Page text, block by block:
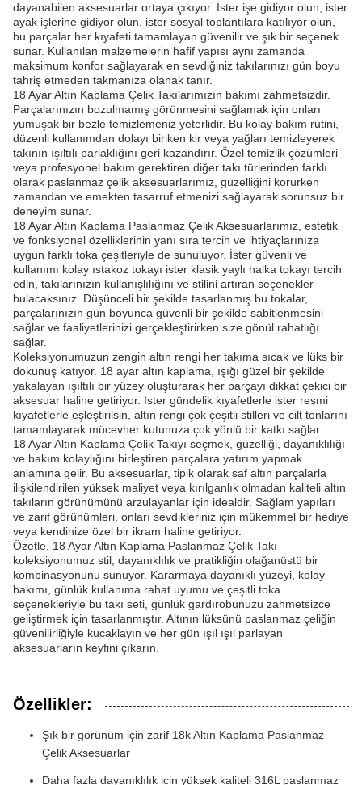
dayanabilen aksesuarlar ortaya çıkıyor. İster işe gidiyor olun, ister
ayak işlerine gidiyor olun, ister sosyal toplantılara katılıyor olun,
bu parçalar her kıyafeti tamamlayan güvenilir ve şık bir seçenek
sunar. Kullanılan malzemelerin hafif yapısı aynı zamanda
maksimum konfor sağlayarak en sevdiğiniz takılarınızı gün boyu
tahriş etmeden takmanıza olanak tanır.
18 Ayar Altın Kaplama Çelik Takılarımızın bakımı zahmetsizdir.
Parçalarınızın bozulmamış görünmesini sağlamak için onları
yumuşak bir bezle temizlemeniz yeterlidir. Bu kolay bakım rutini,
düzenli kullanımdan dolayı biriken kir veya yağları temizleyerek
takının ışıltılı parlaklığını geri kazandırır. Özel temizlik çözümleri
veya profesyonel bakım gerektiren diğer takı türlerinden farklı
olarak paslanmaz çelik aksesuarlarımız, güzelliğini korurken
zamandan ve emekten tasarruf etmenizi sağlayarak sorunsuz bir
deneyim sunar.
18 Ayar Altın Kaplama Paslanmaz Çelik Aksesuarlarımız, estetik
ve fonksiyonel özelliklerinin yanı sıra tercih ve ihtiyaçlarınıza
uygun farklı toka çeşitleriyle de sunuluyor. İster güvenli ve
kullanımı kolay ıstakoz tokayı ister klasik yaylı halka tokayı tercih
edin, takılarınızın kullanışlılığını ve stilini artıran seçenekler
bulacaksınız. Düşünceli bir şekilde tasarlanmış bu tokalar,
parçalarınızın gün boyunca güvenli bir şekilde sabitlenmesini
sağlar ve faaliyetlerinizi gerçekleştirirken size gönül rahatlığı
sağlar.
Koleksiyonumuzun zengin altın rengi her takıma sıcak ve lüks bir
dokunuş katıyor. 18 ayar altın kaplama, ışığı güzel bir şekilde
yakalayan ışıltılı bir yüzey oluşturarak her parçayı dikkat çekici bir
aksesuar haline getiriyor. İster gündelik kıyafetlerle ister resmi
kıyafetlerle eşleştirilsin, altın rengi çok çeşitli stilleri ve cilt tonlarını
tamamlayarak mücevher kutunuza çok yönlü bir katkı sağlar.
18 Ayar Altın Kaplama Çelik Takıyı seçmek, güzelliği, dayanıklılığı
ve bakım kolaylığını birleştiren parçalara yatırım yapmak
anlamına gelir. Bu aksesuarlar, tipik olarak saf altın parçalarla
ilişkilendirilen yüksek maliyet veya kırılganlık olmadan kaliteli altın
takıların görünümünü arzulayanlar için idealdir. Sağlam yapıları
ve zarif görünümleri, onları sevdikleriniz için mükemmel bir hediye
veya kendinize özel bir ikram haline getiriyor.
Özetle, 18 Ayar Altın Kaplama Paslanmaz Çelik Takı
koleksiyonumuz stil, dayanıklılık ve pratikliğin olağanüstü bir
kombinasyonunu sunuyor. Kararmaya dayanıklı yüzeyi, kolay
bakımı, günlük kullanıma rahat uyumu ve çeşitli toka
seçenekleriyle bu takı seti, günlük gardırobunuzu zahmetsizce
geliştirmek için tasarlanmıştır. Altının lüksünü paslanmaz çeliğin
güvenilirliğiyle kucaklayın ve her gün ışıl ışıl parlayan
aksesuarların keyfini çıkarın.
Özellikler:
Şık bir görünüm için zarif 18k Altın Kaplama Paslanmaz
Çelik Aksesuarlar
Daha fazla dayanıklılık için yüksek kaliteli 316L paslanmaz